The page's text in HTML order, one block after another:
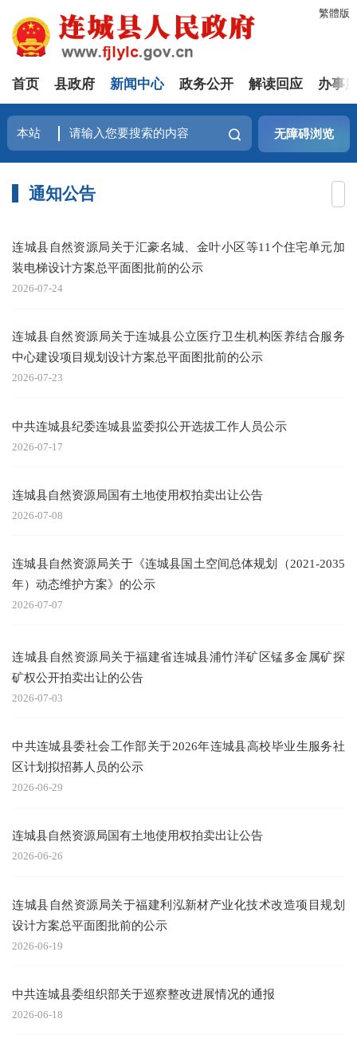
繁體版
首页 县政府 新闻中心 政务公开 解读回应 办事
无障碍浏览
通知公告
连城县自然资源局关于汇豪名城、金叶小区等11个住宅单元加
装电梯设计方案总平面图批前的公示
2026-07-24
连城县自然资源局关于连城县公立医疗卫生机构医养结合服务
中心建设项目规划设计方案总平面图批前的公示
2026-07-23
中共连城县纪委连城县监委拟公开选拔工作人员公示
2026-07-17
连城县自然资源局国有土地使用权拍卖出让公告
2026-07-08
连城县自然资源局关于《连城县国土空间总体规划（2021-2035
年）动态维护方案》的公示
2026-07-07
连城县自然资源局关于福建省连城县浦竹洋矿区锰多金属矿探
矿权公开拍卖出让的公告
2026-07-03
中共连城县委社会工作部关于2026年连城县高校毕业生服务社
区计划拟招募人员的公示
2026-06-29
连城县自然资源局国有土地使用权拍卖出让公告
2026-06-26
连城县自然资源局关于福建利泓新材产业化技术改造项目规划
设计方案总平面图批前的公示
2026-06-19
中共连城县委组织部关于巡察整改进展情况的通报
2026-06-18